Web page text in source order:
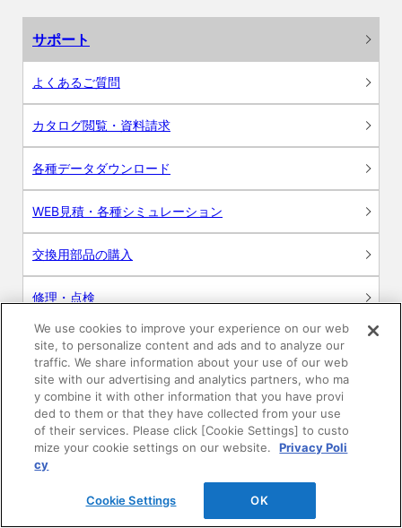
サポート
よくあるご質問
カタログ閲覧・資料請求
各種データダウンロード
WEB見積・各種シミュレーション
交換用部品の購入
修理・点検
お問い合わせ
ログイン
建築・設計関係者様向けサイト
ユーザー登録サービス
WEB見積システム
We use cookies to improve your experience on our web
site, to personalize content and ads and to analyze our
traffic. We share information about your use of our web
site with our advertising and analytics partners, who ma
y combine it with other information that you have provi
ded to them or that they have collected from your use
of their services. Please click [Cookie Settings] to custo
mize your cookie settings on our website.
Privacy Poli
cy
Cookie Settings OK